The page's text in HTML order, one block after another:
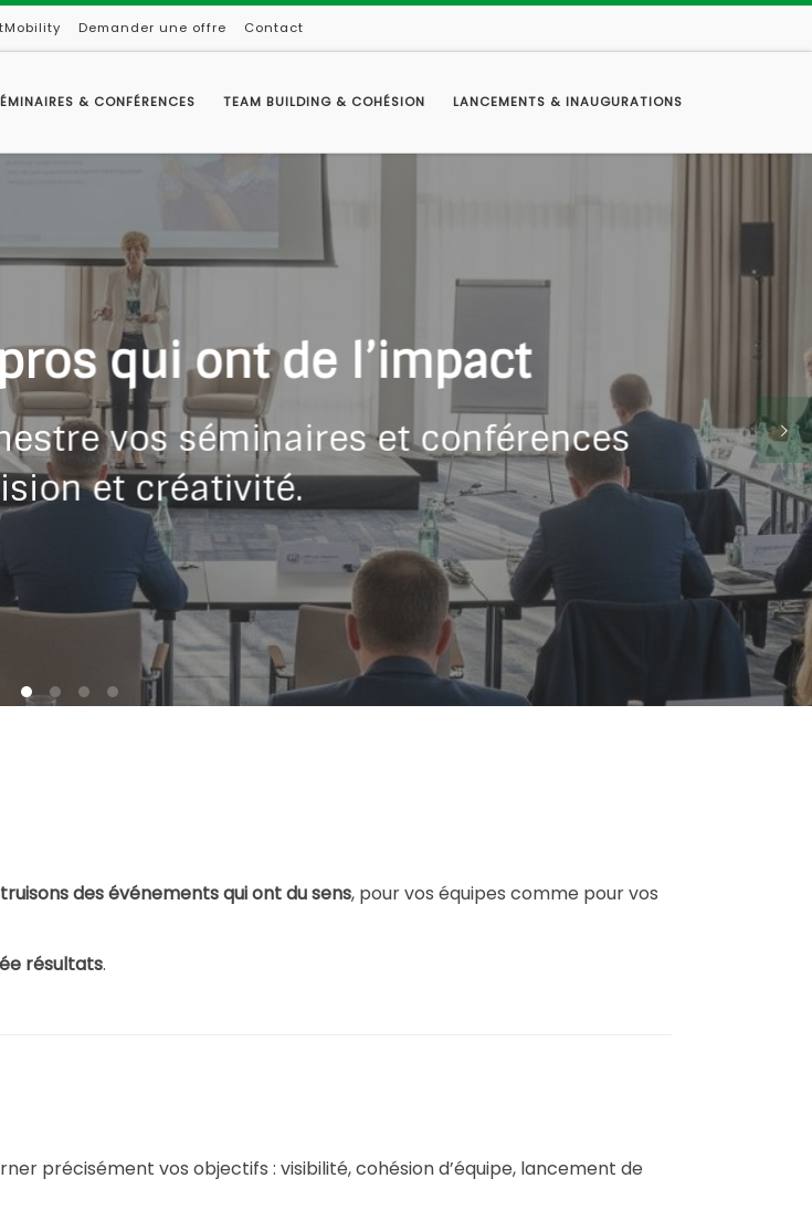
Demander une offre Contact
& CONFÉRENCES TEAM BUILDING & COHÉSION LANCEMENTS & INAUGURATIONS
en lumière
ou moment fort : on sublime
événements marquants.
des événements qui ont du sens, pour vos équipes comme pour vos
résultats.
précisément vos objectifs : visibilité, cohésion d’équipe, lancement de